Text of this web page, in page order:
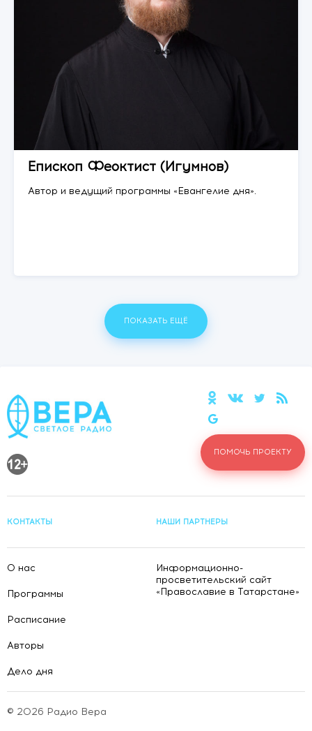
Епископ Феоктист (Игумнов)
Автор и ведущий программы «Евангелие дня».
ПОКАЗАТЬ ЕЩЁ
КОНТАКТЫ НАШИ ПАРТНЕРЫ
О нас
Программы
Расписание
Авторы
Дело дня
Информационно-
просветительский сайт
«Православие в Татарстане»
ПОМОЧЬ ПРОЕКТУ
© 2026 Радио Вера